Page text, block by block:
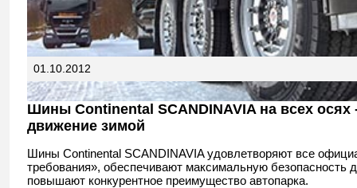
01.10.2012
Шины Continental SCANDINAVIA на всех осях
движение зимой
Шины Continental SCANDINAVIA удовлетворяют все
требования», обеспечивают максимальную безопасность
повышают конкурентное преимущество автопарка.